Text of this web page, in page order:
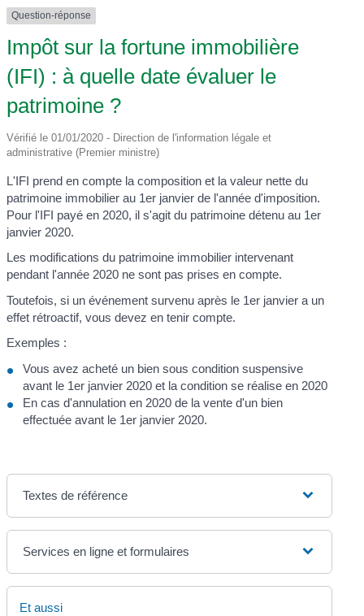
Question-réponse
Impôt sur la fortune immobilière
(IFI) : à quelle date évaluer le
patrimoine ?
Vérifié le 01/01/2020 - Direction de l'information légale et
administrative (Premier ministre)
L'IFI prend en compte la composition et la valeur nette du
patrimoine immobilier au 1er janvier de l'année d'imposition.
Pour l'IFI payé en 2020, il s'agit du patrimoine détenu au 1er
janvier 2020.
Les modifications du patrimoine immobilier intervenant
pendant l'année 2020 ne sont pas prises en compte.
Toutefois, si un événement survenu après le 1er janvier a un
effet rétroactif, vous devez en tenir compte.
Exemples :
Vous avez acheté un bien sous condition suspensive
avant le 1er janvier 2020 et la condition se réalise en 2020
En cas d'annulation en 2020 de la vente d'un bien
effectuée avant le 1er janvier 2020.
Textes de référence
Services en ligne et formulaires
Et aussi